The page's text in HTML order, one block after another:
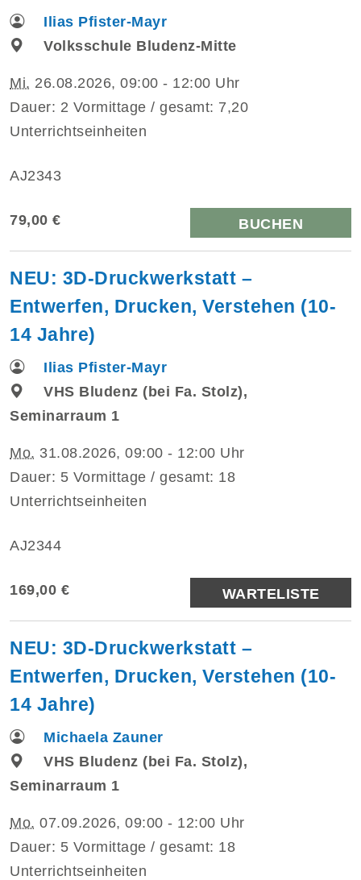
Ilias Pfister-Mayr
Volksschule Bludenz-Mitte
Mi. 26.08.2026, 09:00 - 12:00 Uhr
Dauer: 2 Vormittage / gesamt: 7,20
Unterrichtseinheiten
AJ2343
79,00 € BUCHEN
NEU: 3D-Druckwerkstatt –
Entwerfen, Drucken, Verstehen (10-
14 Jahre)
Ilias Pfister-Mayr
VHS Bludenz (bei Fa. Stolz),
Seminarraum 1
Mo. 31.08.2026, 09:00 - 12:00 Uhr
Dauer: 5 Vormittage / gesamt: 18
Unterrichtseinheiten
AJ2344
169,00 € WARTELISTE
NEU: 3D-Druckwerkstatt –
Entwerfen, Drucken, Verstehen (10-
14 Jahre)
Michaela Zauner
VHS Bludenz (bei Fa. Stolz),
Seminarraum 1
Mo. 07.09.2026, 09:00 - 12:00 Uhr
Dauer: 5 Vormittage / gesamt: 18
Unterrichtseinheiten